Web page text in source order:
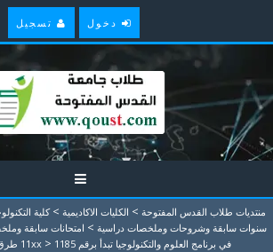
دخول تسجيل
منتديات طلاب القدس المفتوحة > الكليات الاكاديمية > كلية
سنوات سابقة وشروحات وملخصات دراسية > امتحانات سابقة
في برنامج العلوم والتكنولوجيا تبدأ برقم 11xx
> 1185 طرق الإحصاء بالحاسوب